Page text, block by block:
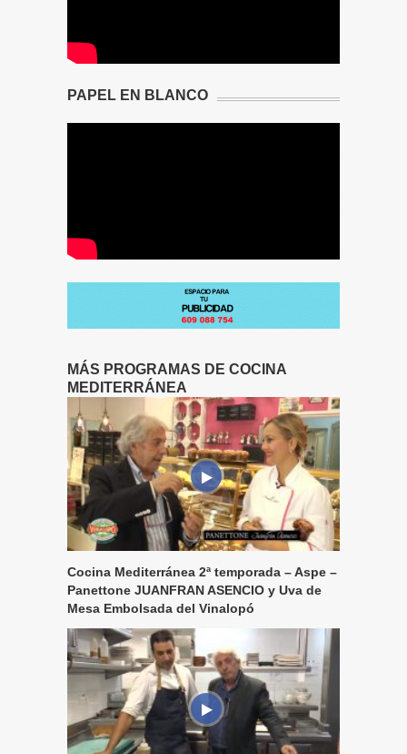
PAPEL EN BLANCO
MÁS PROGRAMAS DE COCINA
MEDITERRÁNEA
Cocina Mediterránea 2ª temporada – Aspe –
Panettone JUANFRAN ASENCIO y Uva de
Mesa Embolsada del Vinalopó